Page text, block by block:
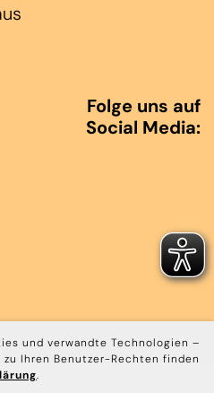
und verwandte Technologien –
Ihren Benutzer-Rechten finden
.
Folge uns auf
Social Media: